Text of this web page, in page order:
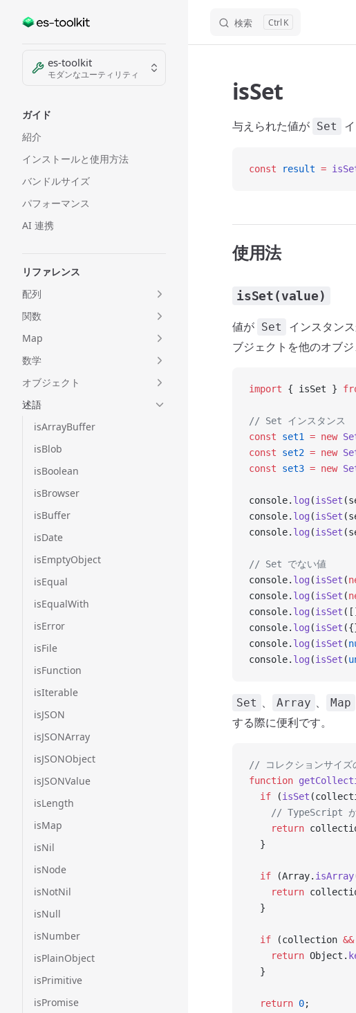
Skip to content 検索 K
Sidebar Navigation
es-toolkit
モダンなユーティリティ
ガイド
紹介
インストールと使用方法
バンドルサイズ
パフォーマンス
AI 連携
リファレンス
配列
関数
Map
数学
オブジェクト
述語
isArrayBuffer
isBlob
isBoolean
isBrowser
isBuffer
isDate
isEmptyObject
isEqual
isEqualWith
isError
isFile
isFunction
isIterable
isJSON
isJSONArray
isJSONObject
isJSONValue
isLength
isMap
isNil
isNode
isNotNil
isNull
isNumber
isPlainObject
isPrimitive
isPromise
isSet
与えられた値が Set
const result =
使用法
isSet(value)
値が Set インスタン
ブジェクトを他のオブ
import { isSet }
// Set インスタンス
const set1 = new
const set2 = new
const set3 = new
console. log (isSet
console. log (isSet
console. log (isSet
// Set でない値
console. log (isSet (
console. log (isSet (
console. log (isSet
console. log (isSet
console. log (isSet (
console. log (isSet (
Set 、 Array 、 Map
する際に便利です。
// コレクションサイズ
function
  if
(isSet
// TypeScript
    return
  }
  if
(Array. isArray
    return
  }
  if
(collection &&
    return
Object.
  }
  return
0;